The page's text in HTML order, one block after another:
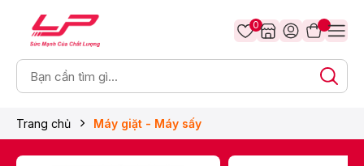
0
Trang chủ Máy giặt - Máy sấy